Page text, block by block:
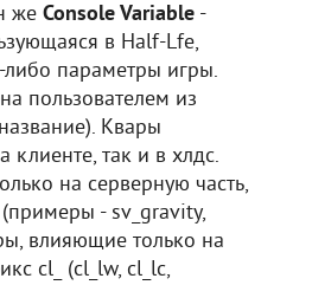
же Console Variable -
в Half-Lfe,
параметры игры.
пользователем из
Квары
клиенте, так и в хлдс.
на серверную часть,
- sv_gravity,
влияющие только на
cl_ (cl_lw, cl_lc,